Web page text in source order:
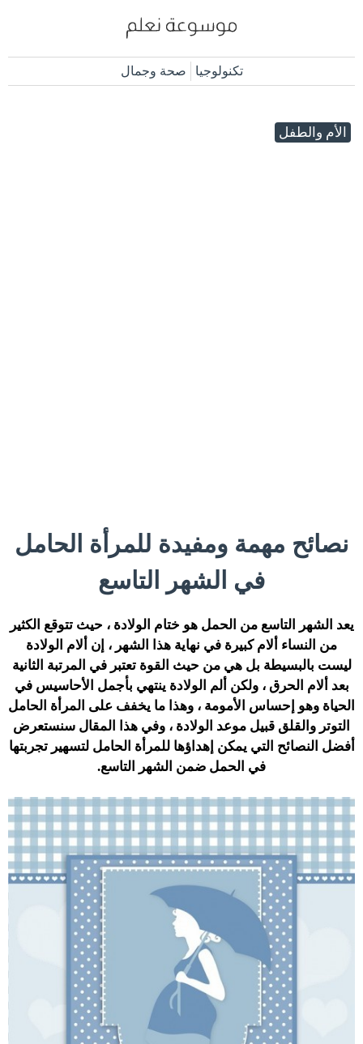
تكنولوجيا صحة وجمال
الأم والطفل
نصائح مهمة ومفيدة للمرأة الحامل
في الشهر التاسع
يعد الشهر التاسع من الحمل هو ختام الولادة ، حيث تتوقع الكثير
من النساء ألام كبيرة في نهاية هذا الشهر ، إن ألام الولادة
ليست بالبسيطة بل هي من حيث القوة تعتبر في المرتبة الثانية
بعد ألام الحرق ، ولكن ألم الولادة ينتهي بأجمل الأحاسيس في
الحياة وهو إحساس الأمومة ، وهذا ما يخفف على المرأة الحامل
التوتر والقلق قبيل موعد الولادة ، وفي هذا المقال سنستعرض
أفضل النصائح التي يمكن إهداؤها للمرأة الحامل لتسهير تجربتها
في الحمل ضمن الشهر التاسع.